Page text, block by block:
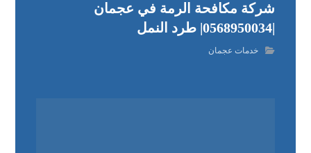
شركة مكافحة الرمة في عجمان
|0568950034| طرد النمل
خدمات عجمان